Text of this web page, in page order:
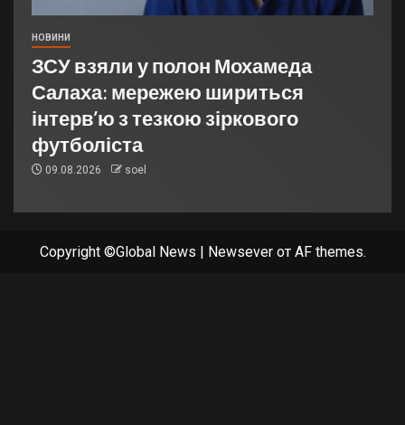
НОВИНИ
ЗСУ взяли у полон Мохамеда
Салаха: мережею шириться
інтерв’ю з тезкою зіркового
футболіста
09.08.2026 soel
Copyright ©Global News Newseverот AF themes.